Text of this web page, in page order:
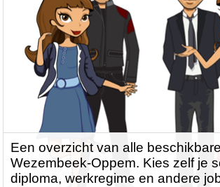
Een overzicht van alle
Wezembeek-Oppem. Kies zelf je
diploma, werkregime en andere